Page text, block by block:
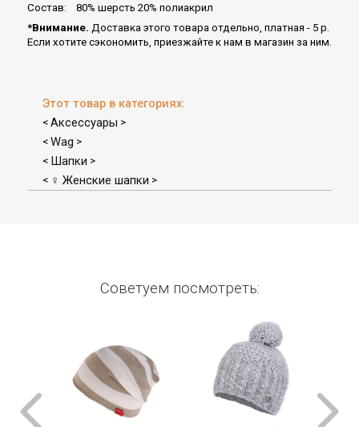
Состав: 80% шерсть 20% полиакрил
*Внимание. Доставка этого товара отдельно, платная - 5 р.
Если хотите сэкономить, приезжайте к нам в магазин за ним.
Этот товар в категориях:
< Аксессуары >
< Wag >
< Шапки >
< ♀ Женские шапки >
Советуем посмотреть: